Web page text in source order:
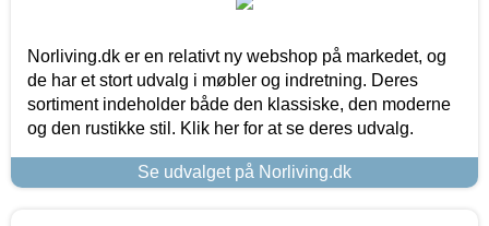
Norliving.dk er en relativt ny webshop på markedet, og
de har et stort udvalg i møbler og indretning. Deres
sortiment indeholder både den klassiske, den moderne
og den rustikke stil. Klik her for at se deres udvalg.
Se udvalget på Norliving.dk